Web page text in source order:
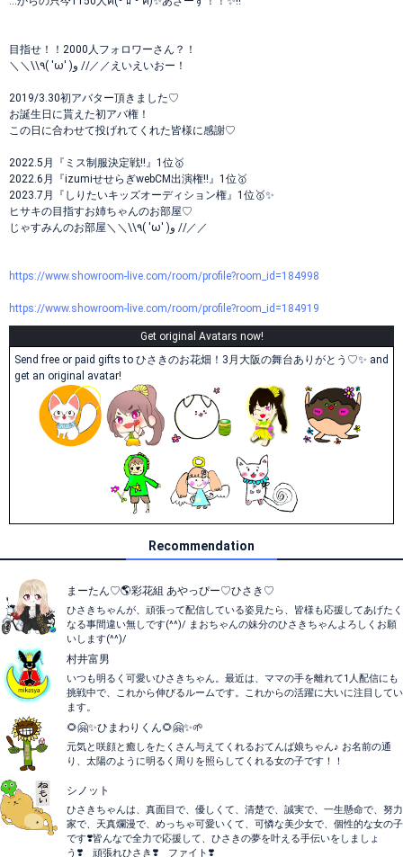
目指せ！！2000人フォロワーさん？！
＼＼\\٩( 'ω' )و //／／えいえいおー！
2019/3.30初アバター頂きました♡
お誕生日に貰えた初アバ権！
この日に合わせて投げれてくれた皆様に感謝♡
2022.5月『ミス制服決定戦‼️』1位🥇
2022.6月『izumiせせらぎwebCM出演権‼️』1位🥇
2023.7月『しりたいキッズオーディション権』1位🥇✨
ヒサキの目指すお姉ちゃんのお部屋♡
じゃすみんのお部屋＼＼\\٩( 'ω' )و //／／
https://www.showroom-live.com/room/profile?room_id=184998
https://www.showroom-live.com/room/profile?room_id=184919
Get original Avatars now!
Send free or paid gifts to ひさきのお花畑！3月大阪の舞台ありがとう♡✨️ and
get an original avatar!
Recommendation
まーたん♡🌎彩花組 あやっぴー♡ひさき♡
ひさきちゃんが、頑張って配信している姿見たら、皆様も応援してあげたく
なる事間違い無しです(^^)/ まおちゃんの妹分のひさきちゃんよろしくお願
いします(^^)/
村井富男
いつも明るく可愛いひさきちゃん。最近は、ママの手を離れて1人配信にも
挑戦中で、これから伸びるルームです。これからの活躍に大いに注目してい
ます。
🌻🤗✨ひまわりくん🌻‪🤗✨🌱‬
元気と咲顔と癒しをたくさん与えてくれるおてんば娘ちゃん♪ お名前の通
り、太陽のように明るく周りを照らしてくれる女の子です！！
シノット
ひさきちゃんは、真面目で、優しくて、清楚で、誠実で、一生懸命で、努力
家で、天真爛漫で、めっちゃ可愛いくて、可憐な美少女で、個性的な女の子
です❣️皆んなで全力で応援して、ひさきの夢を叶える手伝いをしましょ
う❣️ 頑張れひさき❣️ ファイト❣️